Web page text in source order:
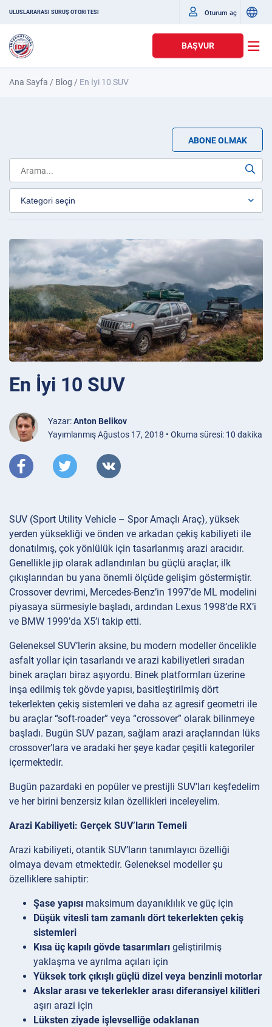
ULUSLARARASI SÜRÜŞ OTORITESI Oturum aç
BAŞVUR
Ana Sayfa / Blog / En İyi 10 SUV
ABONE OLMAK
En İyi 10 SUV
Yazar:Anton Belikov
Yayımlanmış Ağustos 17, 2018 • Okuma süresi: 10 dakika
SUV (Sport Utility Vehicle – Spor Amaçlı Araç), yüksek
yerden yüksekliği ve önden ve arkadan çekiş kabiliyeti ile
donatılmış, çok yönlülük için tasarlanmış arazi aracıdır.
Genellikle jip olarak adlandırılan bu güçlü araçlar, ilk
çıkışlarından bu yana önemli ölçüde gelişim göstermiştir.
Crossover devrimi, Mercedes-Benz’in 1997’de ML modelini
piyasaya sürmesiyle başladı, ardından Lexus 1998’de RX’i
ve BMW 1999’da X5’i takip etti.
Geleneksel SUV’lerin aksine, bu modern modeller öncelikle
asfalt yollar için tasarlandı ve arazi kabiliyetleri sıradan
binek araçları biraz aşıyordu. Binek platformları üzerine
inşa edilmiş tek gövde yapısı, basitleştirilmiş dört
tekerlekten çekiş sistemleri ve daha az agresif geometri ile
bu araçlar “soft-roader” veya “crossover” olarak bilinmeye
başladı. Bugün SUV pazarı, sağlam arazi araçlarından lüks
crossover’lara ve aradaki her şeye kadar çeşitli kategoriler
içermektedir.
Bugün pazardaki en popüler ve prestijli SUV’ları keşfedelim
ve her birini benzersiz kılan özellikleri inceleyelim.
Arazi Kabiliyeti: Gerçek SUV’ların Temeli
Arazi kabiliyeti, otantik SUV’ların tanımlayıcı özelliği
olmaya devam etmektedir. Geleneksel modeller şu
özelliklere sahiptir:
Şase yapısı maksimum dayanıklılık ve güç için
Düşük vitesli tam zamanlı dört tekerlekten çekiş
sistemleri
Kısa üç kapılı gövde tasarımları geliştirilmiş
yaklaşma ve ayrılma açıları için
Yüksek tork çıkışlı güçlü dizel veya benzinli motorlar
Akslar arası ve tekerlekler arası diferansiyel kilitleri
aşırı arazi için
Lüksten ziyade işlevselliğe odaklanan